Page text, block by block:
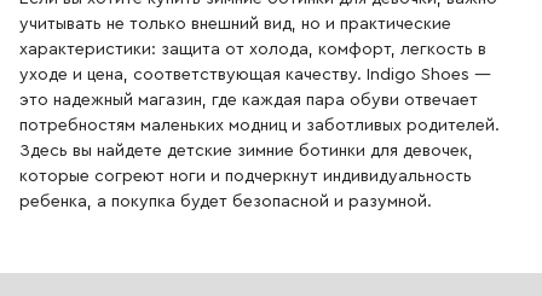
учитывать не только внешний вид, но и практические
характеристики: защита от холода, комфорт, легкость в
уходе и цена, соответствующая качеству. Indigo Shoes —
это надежный магазин, где каждая пара обуви отвечает
потребностям маленьких модниц и заботливых родителей.
Здесь вы найдете детские зимние ботинки для девочек,
которые согреют ноги и подчеркнут индивидуальность
ребенка, а покупка будет безопасной и разумной.